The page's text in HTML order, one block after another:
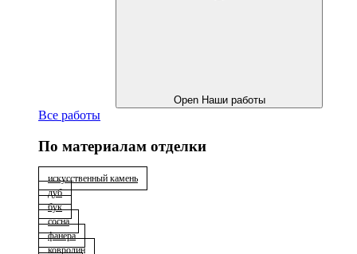
Open Наши работы
Все работы
По материалам отделки
искусственный камень
дуб
бук
сосна
фанера
ковролин